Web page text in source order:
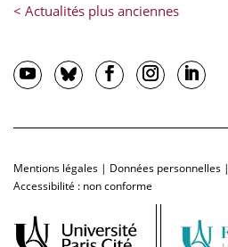
Mentions légales | Données personnelles |
Accessibilité : non conforme